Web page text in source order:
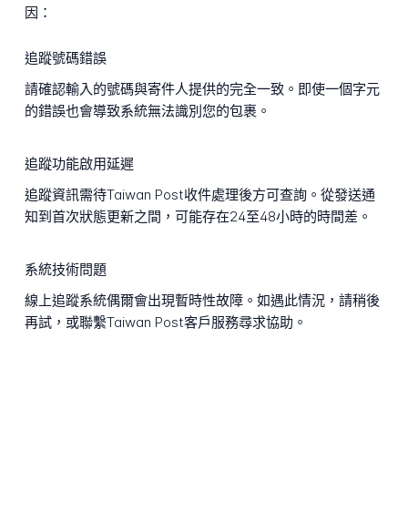
因：
追蹤號碼錯誤
請確認輸入的號碼與寄件人提供的完全一致。即使一個字元
的錯誤也會導致系統無法識別您的包裹。
追蹤功能啟用延遲
追蹤資訊需待Taiwan Post收件處理後方可查詢。從發送通
知到首次狀態更新之間，可能存在24至48小時的時間差。
系統技術問題
線上追蹤系統偶爾會出現暫時性故障。如遇此情況，請稍後
再試，或聯繫Taiwan Post客戶服務尋求協助。